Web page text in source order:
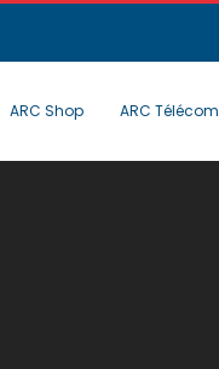
ARC Shop ARC